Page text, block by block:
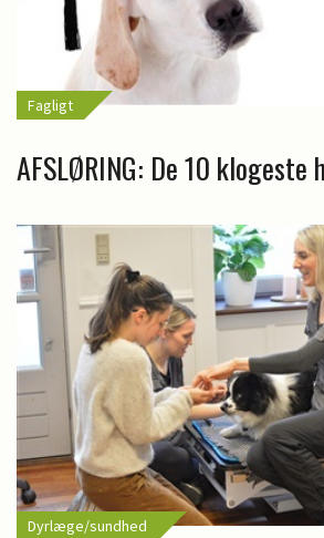
Fagligt
AFSLØRING: De 10 klogeste
Dyrlæge/sundhed